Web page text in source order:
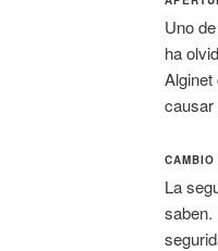
Uno
ha
causar
La
saben.